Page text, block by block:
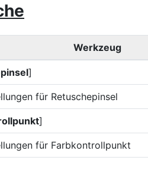
Werkzeug
]
für Retuschepinsel
]
für Farbkontrollpunkt